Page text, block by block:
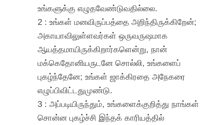
உங்களுக்கு எழுதவேண்டுவதில்லை.
2 : உங்கள் மனவிருப்பத்தை அறிந்திருக்கிறேன்;
அகாயாவிலுள்ளவர்கள் ஒருவருஷமாக
ஆயத்தமாயிருக்கிறார்களென்று, நான்
மக்கெதோனியருடனே சொல்லி, உங்களைப்
புகழ்ந்தேனே; உங்கள் ஜாக்கிரதை அநேகரை
எழுப்பிவிட்டதுமுண்டு.
3 : அப்படியிருந்தும், உங்களைக்குறித்து நாங்கள்
சொன்ன புகழ்ச்சி இந்தக் காரியத்தில்